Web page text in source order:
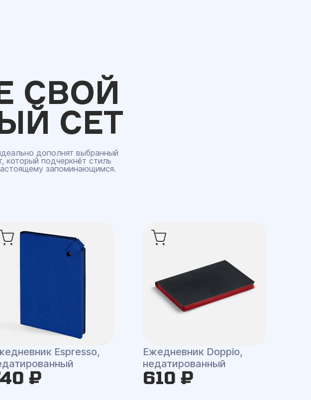
СВОЙ
СЕТ
дополнят выбранный
который подчеркнёт стиль
запоминающимся.
Espresso,
₽
Ежедневник Doppio,
недатированный
610 ₽